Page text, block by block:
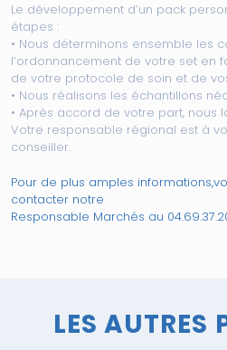
Le développement d’un pack
étapes :
• Nous déterminons ensemble les
l’ordonnancement de votre set en
de votre protocole de soin et de
• Nous réalisons les échantillons
• Après accord de votre part, nous
Votre responsable régional est à
conseiller.
Pour de plus amples
contacter notre
Responsable Marchés au
LES AUTRES